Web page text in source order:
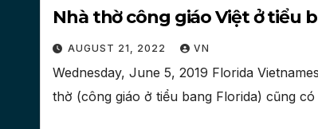
Nhà thờ công giáo Việt ở tiểu
AUGUST 21, 2022 VN
Wednesday, June 5, 2019 Florida
thờ (công giáo ở tiểu bang Florida) cũng